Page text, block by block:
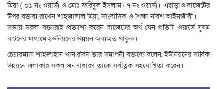
মিয়া ( ০১ নং ওয়ার্ড) ও মোঃ ফরিদুল ইসলাম ( ৭ নং ওয়ার্ড)। এছাড়াও বাজেটের
উপর বক্তব্য রাখেন শাহজালাল মিয়া, সাংবাদিক ও শিক্ষা নবিশ আইনজীবী।
সভায় সকল বক্তারাই প্রত্যাশা করেন বাজেটের অর্থ যেন প্রতিটি ওয়ার্ডে সুষম
বণ্টনের মাধ্যমে ইউনিয়নের উন্নয়ন অব্যাহত থাকুক।
চেয়ারম্যান শাহজাহান খান রবিন তার সমাপনী বক্তব্যে বলেন, ইউনিয়নের সার্বিক
উন্নয়নে এলাকার সকল জনসাধারণ তাকে সর্বাত্নক সহযোগিতা করেন।